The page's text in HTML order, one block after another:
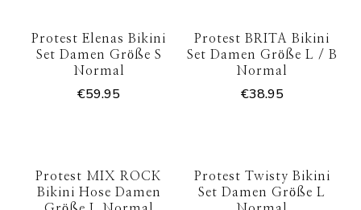
Protest Elenas Bikini
Set Damen Größe S
Normal
€59.95
Protest BRITA Bikini
Set Damen Größe L / B
Normal
€38.95
Protest MIX ROCK
Bikini Hose Damen
Protest Twisty Bikini
Set Damen Größe L